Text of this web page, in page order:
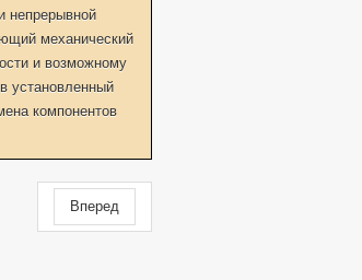
непрерывной
механический
и возможному
установленный
компонентов
Вперед